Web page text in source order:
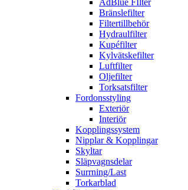
AdBlue FIlter
Bränslefilter
Filtertillbehör
Hydraulfilter
Kupéfilter
Kylvätskefilter
Luftfilter
Oljefilter
Torksatsfilter
Fordonsstyling
Exteriör
Interiör
Kopplingssystem
Nipplar & Kopplingar
Skyltar
Släpvagnsdelar
Surrning/Last
Torkarblad